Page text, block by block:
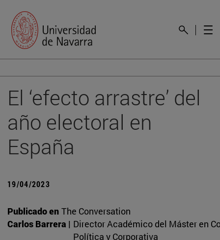
El ‘efecto arrastre’ del
año electoral en
España
19/04/2023
Publicado en The Conversation
Carlos Barrera | Director Académico del Máster en
Política y Corporativa